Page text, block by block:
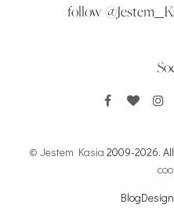
follow
© Jestem Kasia 2009-2026.